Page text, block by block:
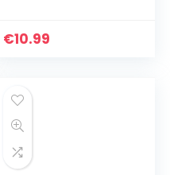
schilderen van
€10.99